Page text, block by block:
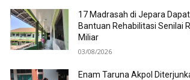
17 Madrasah di Jepara Dapat
Bantuan Rehabilitasi Senilai
Miliar
03/08/2026
Enam Taruna Akpol